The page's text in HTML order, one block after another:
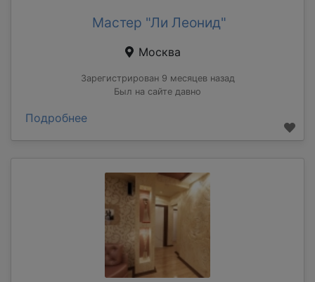
Мастер "Ли Леонид"
Москва
Зарегистрирован 9 месяцев назад
Был на сайте давно
Подробнее